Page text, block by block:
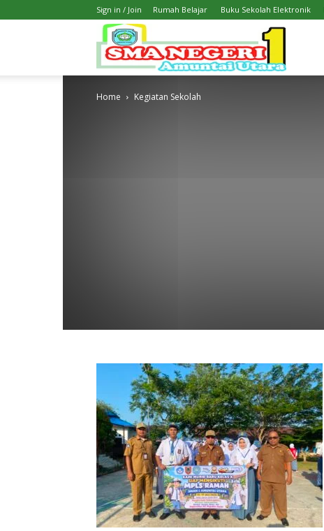
Sign in / Join Rumah Belajar Buku Sekolah Elektronik
Home Kegiatan Sekolah